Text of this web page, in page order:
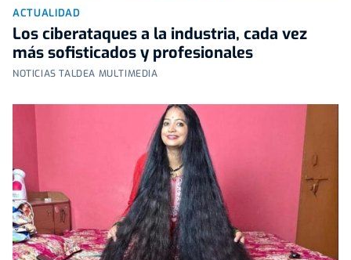
ACTUALIDAD
Los ciberataques a la industria, cada vez
más sofisticados y profesionales
NOTICIAS TALDEA MULTIMEDIA